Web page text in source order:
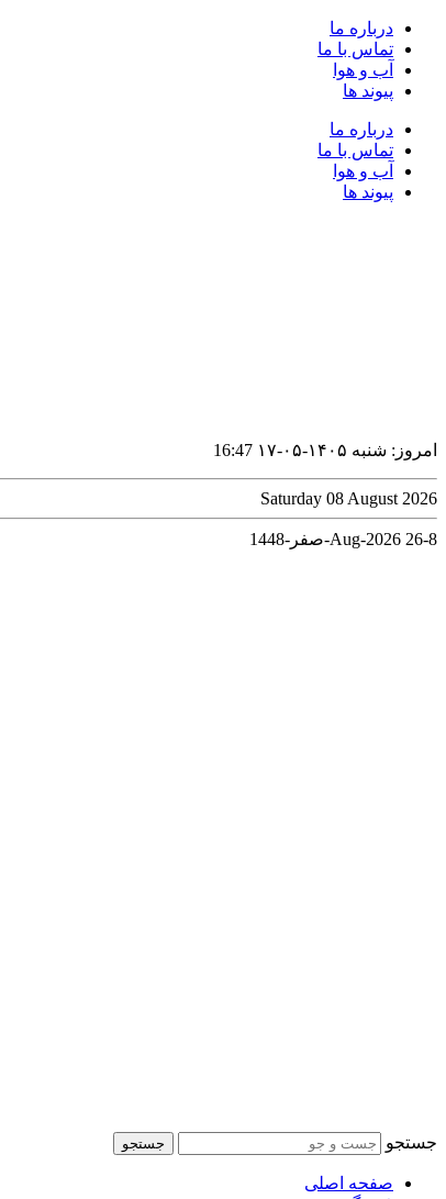
پرش
محتوا
درباره ما
تماس با ما
آب و هوا
پیوند ها
درباره ما
تماس با ما
آب و هوا
پیوند ها
امروز: شنبه ۱۴۰۵-۰۵-۱۷ 16:47
Saturday 08 August 2026
8-Aug-2026 26-صفر-1448
جستجو جستجو
صفحه اصلی